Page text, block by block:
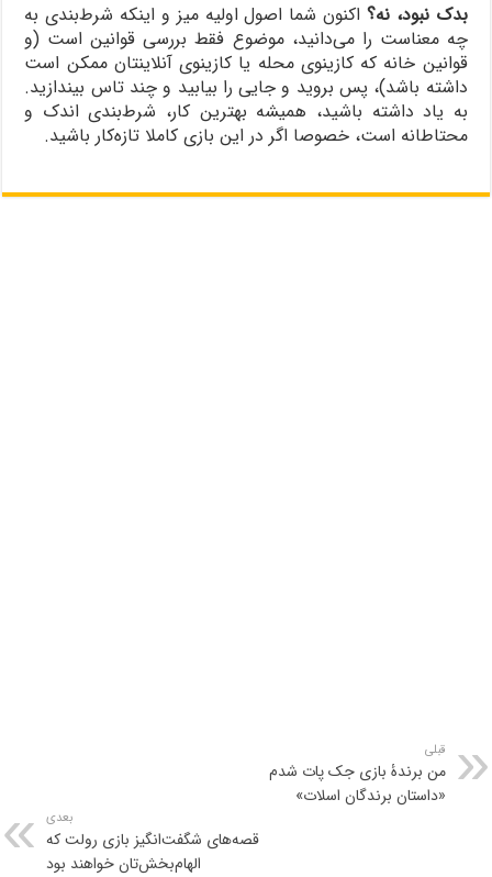
بدک نبود، نه؟ اکنون شما اصول اولیه میز و اینکه شرط‌بندی به
چه معناست را می‌دانید، موضوع فقط بررسی قوانین است (و
قوانین خانه که کازینوی محله یا کازینوی آنلاینتان ممکن است
داشته باشد)، پس بروید و جایی را بیابید و چند تاس بیندازید.
به یاد داشته باشید، همیشه بهترین کار، شرط‌بندی اندک و
محتاطانه است، خصوصا اگر در این بازی کاملا تازه‌کار باشید.
قبلی
من برندۀ بازی جک‌ پات شدم
«داستان برندگان اسلات»
بعدی
قصه‌های شگفت‌انگیز بازی رولت که
الهام‌بخش‌تان خواهند بود